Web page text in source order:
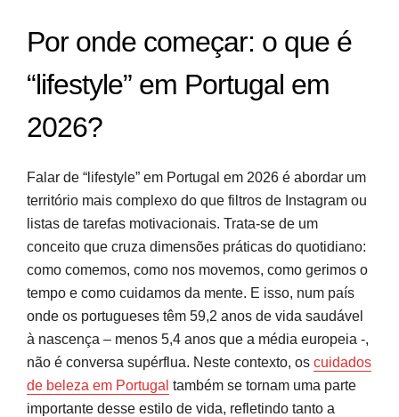
Por onde começar: o que é
“lifestyle” em Portugal em
2026?
Falar de “lifestyle” em Portugal em 2026 é abordar um
território mais complexo do que filtros de Instagram ou
listas de tarefas motivacionais. Trata-se de um
conceito que cruza dimensões práticas do quotidiano:
como comemos, como nos movemos, como gerimos o
tempo e como cuidamos da mente. E isso, num país
onde os portugueses têm 59,2 anos de vida saudável
à nascença – menos 5,4 anos que a média europeia -,
não é conversa supérflua. Neste contexto, os cuidados
de beleza em Portugal também se tornam uma parte
importante desse estilo de vida, refletindo tanto a